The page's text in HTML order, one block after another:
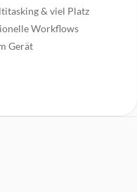
& viel Platz
Workflows
Gerät
Frontkamera, 4
separat erhältlich